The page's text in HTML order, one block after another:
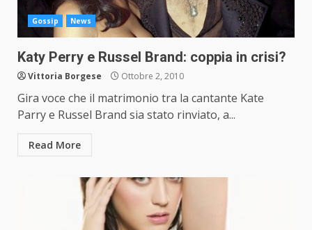
Gossip News
Katy Perry e Russel Brand: coppia in crisi?
Vittoria Borgese Ottobre 2, 2010
Gira voce che il matrimonio tra la cantante Kate
Parry e Russel Brand sia stato rinviato, a...
Read More